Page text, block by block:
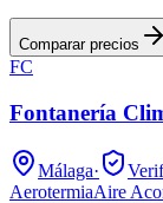
Comparar precios
FC
Fontanería
Málaga·
AerotermiaAire